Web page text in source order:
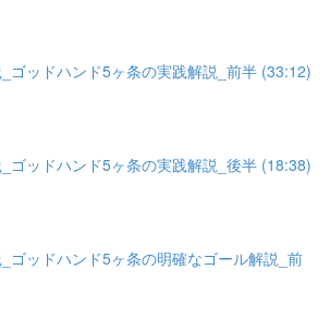
ゴッドハンド5ヶ条の実践解説_前半 (33:12)
ゴッドハンド5ヶ条の実践解説_後半 (18:38)
ゴッドハンド5ヶ条の明確なゴール解説_前